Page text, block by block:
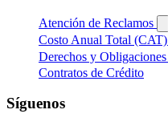
Atención de Reclamos
Costo Anual Total (CAT)
Derechos y Obligaciones
Contratos de Crédito
Síguenos